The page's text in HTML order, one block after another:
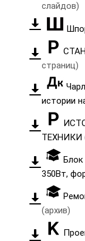
слайдов)
страниц)
истории
ТЕХНИКИ
350Вт,
(архив)